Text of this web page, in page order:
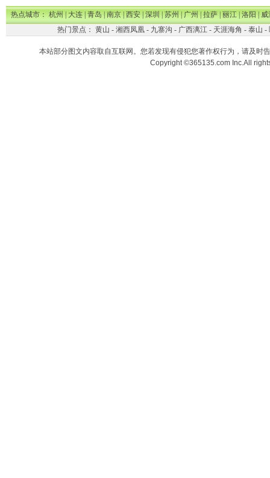
热点城市：杭州|大连|青岛|南京|西安|深圳|苏州|广州|拉萨|丽江|洛阳|威
热门景点： 黄山 - 湘西凤凰- 九寨沟 - 广西漓江- 天涯海角 - 泰山 -
本站部分图文内容取自互联网。您若发现有侵犯您著作权行为，请及时
Copyright ©365135.com Inc.All